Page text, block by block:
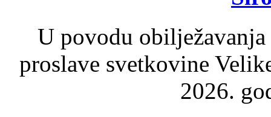
U povodu
proslave svetkovine
2026.